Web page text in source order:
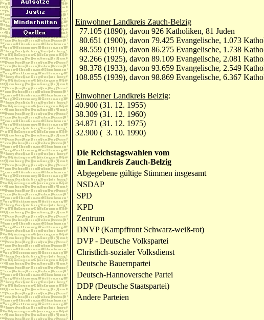
Einwohner Landkreis Zauch-Belzig
77.105 (1890), davon 926 Katholiken, 81 Juden
80.651 (1900), davon 79.425 Evangelische, 1.073
88.559 (1910), davon 86.275 Evangelische, 1.738
92.266 (1925), davon 89.109 Evangelische, 2.081
98.378 (1933), davon 93.659 Evangelische, 2.549
108.855 (1939), davon 98.869 Evangelische, 6.367
Einwohner Landkreis Belzig:
40.900 (31. 12. 1955)
38.309 (31. 12. 1960)
34.871 (31. 12. 1975)
32.900 ( 3. 10. 1990)
Die Reichstagswahlen vom
im Landkreis Zauch-Belzig
Abgegebene gültige Stimmen insgesamt
NSDAP
SPD
KPD
Zentrum
DNVP (Kampffront Schwarz-weiß-rot)
DVP - Deutsche Volkspartei
Christlich-sozialer Volksdienst
Deutsche Bauernpartei
Deutsch-Hannoversche Partei
DDP (Deutsche Staatspartei)
Andere Parteien